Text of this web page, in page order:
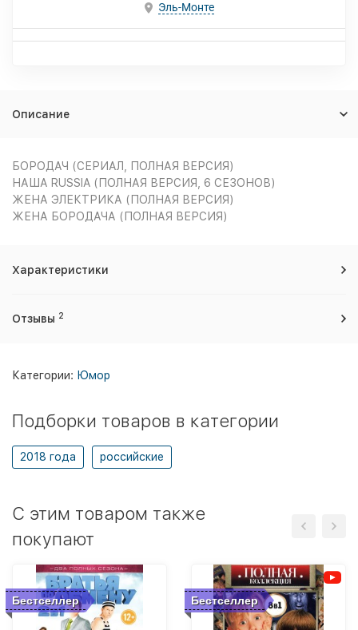
Эль-Монте
Описание
БОРОДАЧ (СЕРИАЛ, ПОЛНАЯ ВЕРСИЯ)
НАША RUSSIA (ПОЛНАЯ ВЕРСИЯ, 6 СЕЗОНОВ)
ЖЕНА ЭЛЕКТРИКА (ПОЛНАЯ ВЕРСИЯ)
ЖЕНА БОРОДАЧА (ПОЛНАЯ ВЕРСИЯ)
Характеристики
Отзывы 2
Категории: Юмор
Подборки товаров в категории
2018 года российские
C этим товаром также
покупают
Бестселлер Бестселлер